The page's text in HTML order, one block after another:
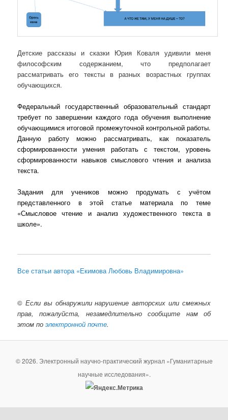
Детские рассказы и сказки Юрия Коваля удивили меня
философским содержанием, что предполагает
рассматривать его тексты в разных возрастных группах
обучающихся.
Федеральный государственный образовательный стандарт
требует по завершении каждого года обучения выполнение
обучающимися итоговой промежуточной контрольной работы.
Данную работу можно рассматривать, как показатель
сформированности умения работать с текстом, уровень
сформированности навыков смыслового чтения и анализа
текста.
Задания для учеников можно продумать с учётом
представленного в этой статье материала по теме
«Смысловое чтение и анализ художественного текста в
школе».
Все статьи автора «Екимова Любовь Владимировна»
© Если вы обнаружили нарушение авторских или смежных
прав, пожалуйста, незамедлительно сообщите нам об
этом поэлектронной почте.
© 2026. Электронный научно-практический журнал «Гуманитарные
научные исследования».